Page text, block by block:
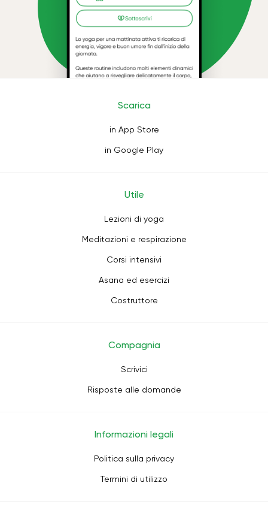
Scarica
in App Store
in Google Play
Utile
Lezioni di yoga
Meditazioni e respirazione
Corsi intensivi
Asana ed esercizi
Costruttore
Compagnia
Scrivici
Risposte alle domande
Informazioni legali
Politica sulla privacy
Termini di utilizzo